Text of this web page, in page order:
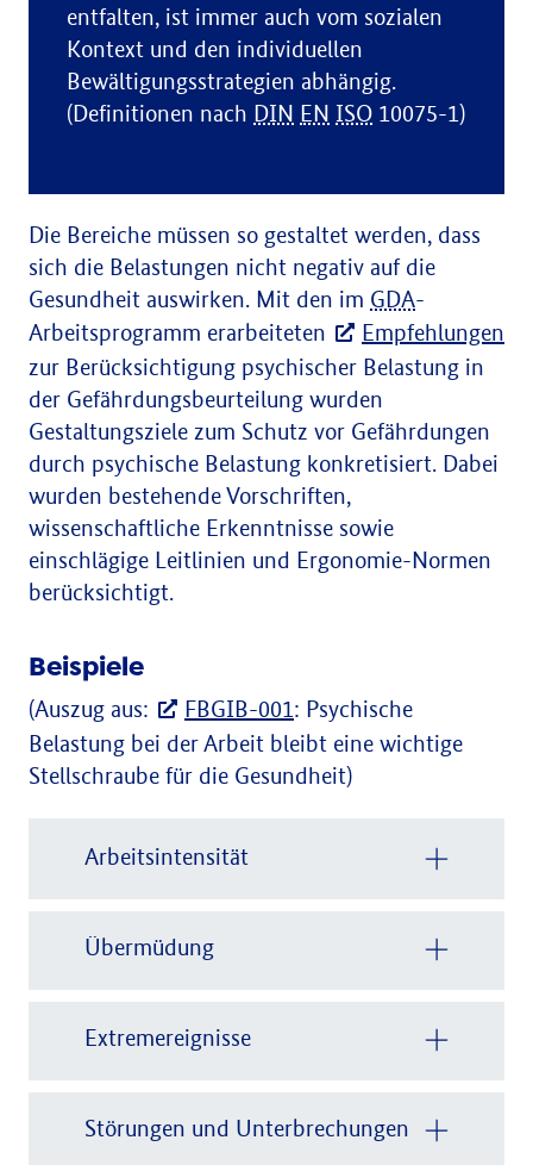
entfalten, ist immer auch vom sozialen
Kontext und den individuellen
Bewältigungsstrategien abhängig.
(Definitionen nach DIN EN ISO 10075-1)
Die Bereiche müssen so gestaltet werden, dass
sich die Belastungen nicht negativ auf die
Gesundheit auswirken. Mit den im GDA-
Arbeitsprogramm erarbeiteten
Empfehlungen
zur Berücksichtigung psychischer Belastung in
der Gefährdungsbeurteilung wurden
Gestaltungsziele zum Schutz vor Gefährdungen
durch psychische Belastung konkretisiert. Dabei
wurden bestehende Vorschriften,
wissenschaftliche Erkenntnisse sowie
einschlägige Leitlinien und Ergonomie-Normen
berücksichtigt.
Beispiele
(Auszug aus: FBGIB-001: Psychische
Belastung bei der Arbeit bleibt eine wichtige
Stellschraube für die Gesundheit)
Arbeitsintensität
Übermüdung
Extremereignisse
Störungen und Unterbrechungen